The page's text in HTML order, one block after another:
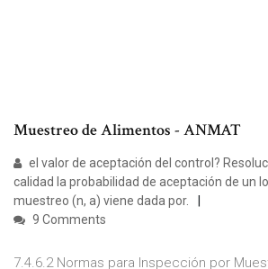
Muestreo de Alimentos - ANMAT
el valor de aceptación del control?
calidad la probabilidad de aceptación de un
muestreo (n, a) viene dada por.
9 Comments
7.4.6.2 Normas para Inspección por